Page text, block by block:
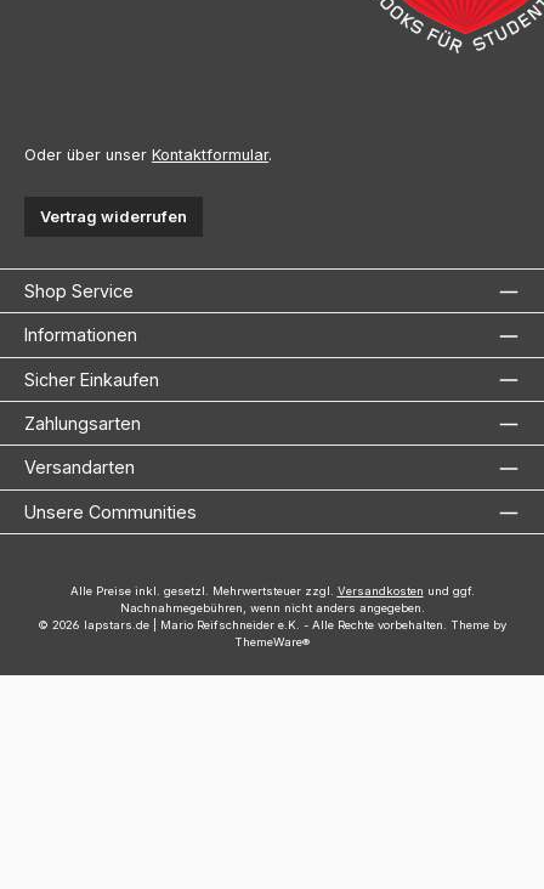
Oder über unser Kontaktformular.
Vertrag widerrufen
Shop Service
Informationen
Sicher Einkaufen
Zahlungsarten
Versandarten
Unsere Communities
Alle Preise inkl. gesetzl. Mehrwertsteuer zzgl. Versandkosten und ggf.
Nachnahmegebühren, wenn nicht anders angegeben.
© 2026 lapstars.de | Mario Reifschneider e.K. - Alle Rechte vorbehalten. Theme by
ThemeWare®